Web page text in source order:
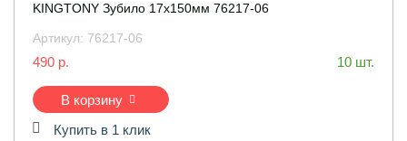
KINGTONY Зубило 17x150мм 76217-06
Артикул: 76217-06
490 р. 10 шт.
В корзину
Купить в 1 клик